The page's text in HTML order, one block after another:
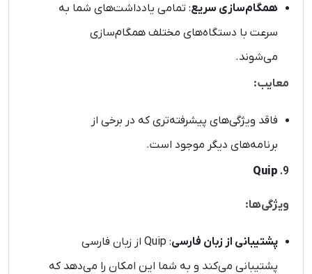
همگام‌سازی سریع: تمامی یادداشت‌های شما به
سرعت با دستگاه‌های مختلف همگام‌سازی
می‌شوند.
معایب:
فاقد ویژگی‌های پیشرفته‌تری که در برخی از
برنامه‌های دیگر موجود است.
9.
Quip
ویژگی‌ها:
پشتیبانی از زبان فارسی
: Quip از زبان فارسی
پشتیبانی می‌کند و به شما این امکان را می‌دهد که